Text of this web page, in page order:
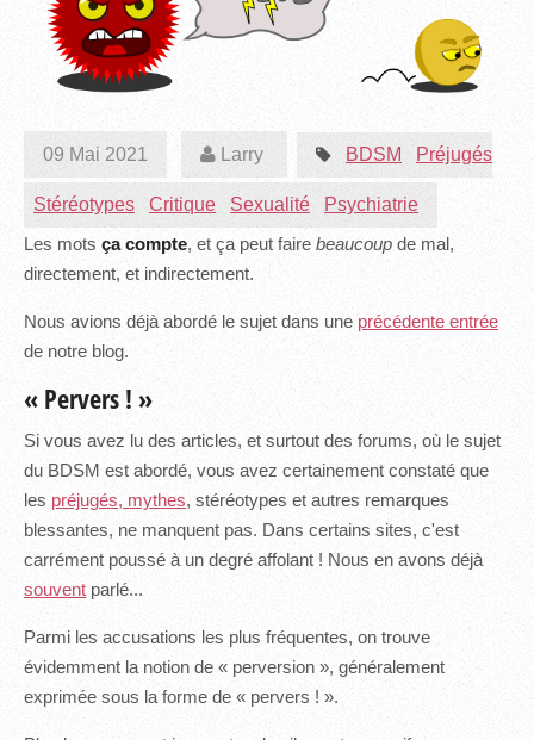
09 Mai 2021 Larry BDSM Préjugés
Stéréotypes Critique Sexualité Psychiatrie
Les mots ça compte, et ça peut faire beaucoup de mal,
directement, et indirectement.
Nous avions déjà abordé le sujet dans une précédente entrée
de notre blog.
« Pervers ! »
Si vous avez lu des articles, et surtout des forums, où le sujet
du BDSM est abordé, vous avez certainement constaté que
les préjugés, mythes, stéréotypes et autres remarques
blessantes, ne manquent pas. Dans certains sites, c'est
carrément poussé à un degré affolant ! Nous en avons déjà
souvent parlé...
Parmi les accusations les plus fréquentes, on trouve
évidemment la notion de « perversion », généralement
exprimée sous la forme de « pervers ! ».